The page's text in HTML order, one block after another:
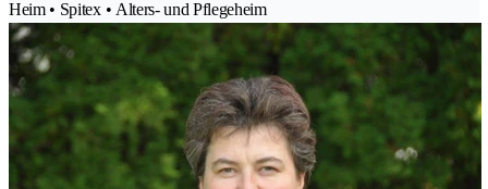
Heim • Spitex • Alters- und Pflegeheim